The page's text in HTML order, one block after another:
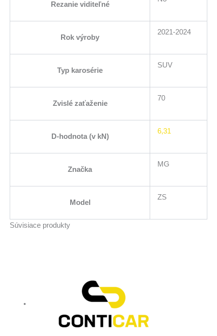
Rezanie viditeľné
Rok výroby
2021-2024
Typ karosérie
SUV
Zvislé zaťaženie
70
D-hodnota (v kN)
6,31
Značka
MG
Model
ZS
Súvisiace produkty